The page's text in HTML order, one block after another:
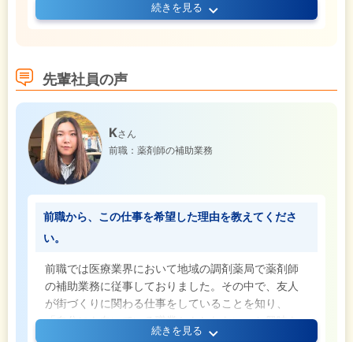
未経験の方も大歓迎！安心して働ける会社で新たな
ご応募をお待ちしています！
続きを見る
先輩社員の声
Kさん
前職：薬剤師の補助業務
前職から、この仕事を希望した理由を教えてくださ
い。
前職では医療業界において地域の調剤薬局で薬剤師
の補助業務に従事しておりました。その中で、友人
が街づくりに関わる仕事をしていることを知り、
「自分にも向いている職業かもしれない」と興味を
持つようになりました。その後、転職アプリで求人
続きを見る